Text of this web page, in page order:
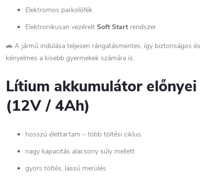
Elektromos parkolófék
Elektronikusan vezérelt Soft Start rendszer
🚗 A jármű indulása teljesen rángatásmentes, így biztonságos és
kényelmes a kisebb gyermekek számára is.
Lítium akkumulátor előnyei
(12V / 4Ah)
hosszú élettartam – több töltési ciklus
nagy kapacitás alacsony súly mellett
gyors töltés, lassú merülés